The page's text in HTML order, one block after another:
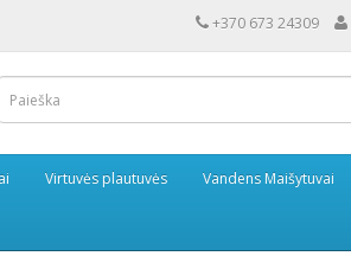
+370 673 24309
Virtuvės plautuvės Vandens Maišytuvai